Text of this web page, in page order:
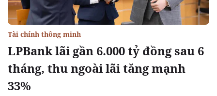
LPBank lãi gần 6.000 tỷ đồng sau 6
tháng, thu ngoài lãi tăng mạnh
33%
Tài chính thông minh